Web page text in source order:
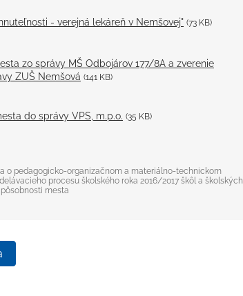
- verejná lekáreň v Nemšovej" (73 KB)
zo správy MŠ Odbojárov 177/8A a zverenie
ZUŠ Nemšová (141 KB)
do správy VPS, m.p.o. (35 KB)
o pedagogicko-organizačnom a materiálno-technickom
procesu školského roka 2016/2017 škôl a školských
mesta